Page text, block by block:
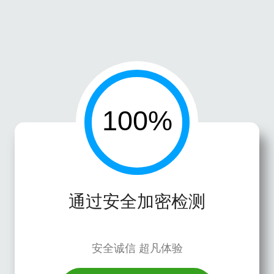
通过安全加密检测
安全诚信 超凡体验